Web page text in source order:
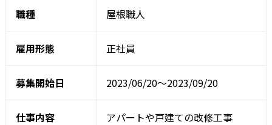
職種 屋根職人
雇用形態 正社員
募集開始日 2023/06/20～2023/09/20
仕事内容 アパートや戸建ての改修工事